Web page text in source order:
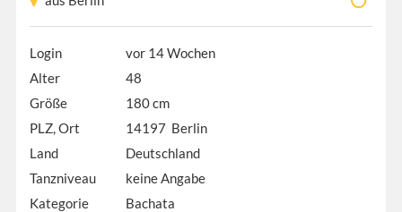
Login
vor 14 Wochen
Alter
48
Größe
180 cm
PLZ, Ort
14197 Berlin
Land
Deutschland
Tanzniveau
keine Angabe
Kategorie
Bachata